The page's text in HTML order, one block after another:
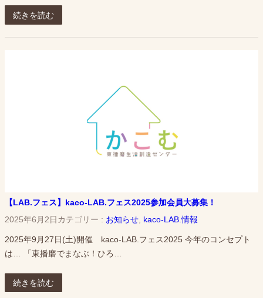
続きを読む
【LAB.フェス】kaco-LAB.フェス2025参加会員大募集！
2025年6月2日 カテゴリー : お知らせ kaco-LAB.情報
2025年9月27日(土)開催 kaco-LAB.フェス2025 今年のコンセプト
は… 「東播磨でまなぶ！ひろ…
続きを読む